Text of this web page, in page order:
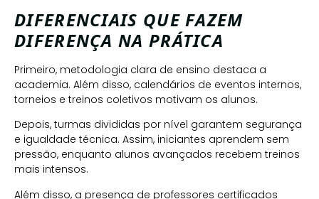
DIFERENCIAIS QUE FAZEM
DIFERENÇA NA PRÁTICA
Primeiro, metodologia clara de ensino destaca a
academia. Além disso, calendários de eventos internos,
torneios e treinos coletivos motivam os alunos.
Depois, turmas divididas por nível garantem segurança
e igualdade técnica. Assim, iniciantes aprendem sem
pressão, enquanto alunos avançados recebem treinos
mais intensos.
Além disso, a presença de professores certificados